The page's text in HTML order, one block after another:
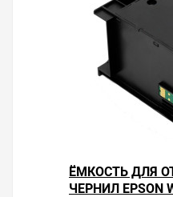
ЁМКОСТЬ ДЛЯ
ЧЕРНИЛ EPSON